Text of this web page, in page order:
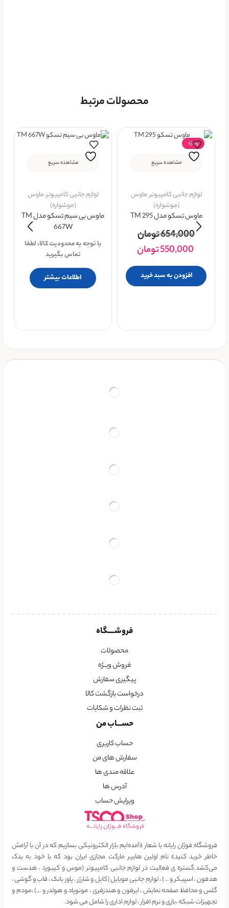
محصولات مرتبط
ویــژه
مشاهده سریع
لوازم جانبی کامپیوتر,ماوس
(موشواره)
ماوس تسکو مدل TM 295
654,000تومان
550,000تومان
افزودن به سبد خرید
مشاهده سریع
لوازم جانبی کامپیوتر,ماوس
(موشواره)
ماوس بی سیم تسکو مدل TM
667W
با توجه به محدودیت کالا، لطفا
تماس بگیرید
اطلاعات بیشتر
فروشــــگاه
محصولات
فروش ویــژه
پیگیری سفارش
درخواست بازگشت کالا
ثبت نظرات و شکایات
حســـاب من
حساب کاربری
سفارش های من
علاقه مندی ها
آدرس ها
ویرایش حساب
فروشگاه فوژان رایانه با شعار «آمده‌ایم بازار الکترونیکی بسازیم که در آن با آرامش
خاطر خرید کنید» نام اولین هایپر مارکت مجازی ایران بود که با خود به یدک
می‌کشد.گستره ی فعالیت در لوازم جانبی کامپیوتر (موس و کیبورد ، هدست و
هدفون ، اسپیکر و …) ، لوازم جانبی موبایل (کابل و شارژر ، پاور بانک ، قاب و گوشی ،
گلس و محافظ صفحه نمایش ، ایرفون و هندزفری ، مونوپاد و هولدر و …) ،مودم و
تجهیزات شبکه ،بازی و نرم افزار ، لوازم اداری را شامل می شود.